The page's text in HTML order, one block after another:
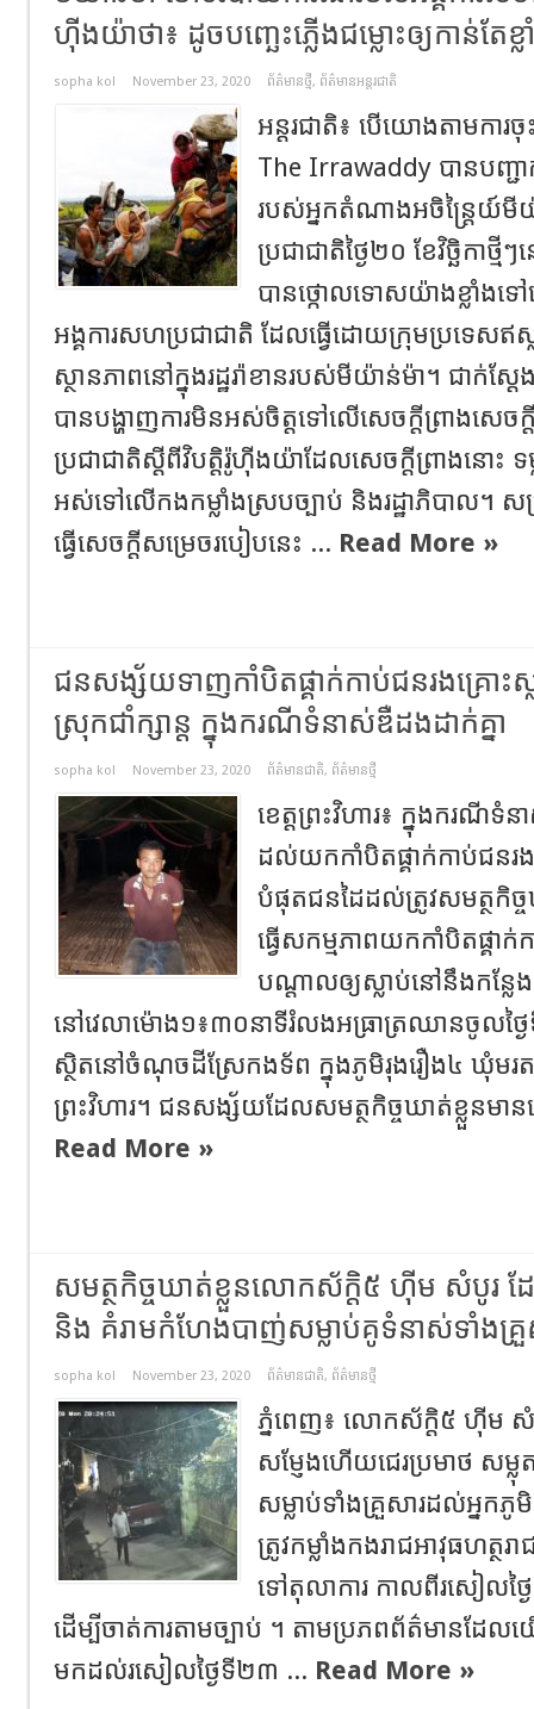
ហ៊ីងយ៉ាថា៖ ដូចបញ្ឆេះភ្លើងជម្លោះឲ្យកាន់តែខ្ល
sopha kol November 23, 2020 ព័ត៌មានថ្មី, ព័ត៌មានអន្តរជាតិ
អន្តរជាតិ៖ បើយោងតាមកា
The Irrawaddy បានបញ្ជា
របស់អ្នកតំណាងអចិន្ត្រៃយ៍មី
ប្រជាជាតិថ្ងៃ២០ ខែវិច្ឆិកាថ្មី
បានថ្កោលទោសយ៉ាងខ្លាំងទៅ
អង្គការសហប្រជាជាតិ ដែលធ្វើដោយក្រុមប្រទេស
ស្ថានភាពនៅក្នុងរដ្ឋរ៉ាខានរបស់មីយ៉ាន់ម៉ា។ ជាក់ស្ត
បានបង្ហាញការមិនអស់ចិត្តទៅលើសេចក្តីព្រាងសេច
ប្រជាជាតិស្តីពីវិបត្តិរ៉ូហ៊ីងយ៉ាដែលសេចក្តីព្រាងនោះ
អស់ទៅលើកងកម្លាំងស្របច្បាប់ និងរដ្ឋាភិបាល។ ស
ធ្វើសេចក្តីសម្រេចរបៀបនេះ ... Read More »
ជនសង្ស័យទាញកាំបិតផ្គាក់កាប់ជនរងគ្រោះស្
ស្រុកជាំក្សាន្ត ក្នុងករណីទំនាស់ឌឺដងដាក់គ្នា
sopha kol November 23, 2020 ព័ត៌មានជាតិ, ព័ត៌មានថ្មី
ខេត្តព្រះវិហារ៖ ក្នុងករណី
ដល់យកកាំបិតផ្គាក់កាប់ជនរ
បំផុតជនដៃដល់ត្រូវសមត្ថកិច្ច
ធ្វើសកម្មភាពយកកាំបិតផ្គា
បណ្តាលឲ្យស្លាប់នៅនឹងកន្ល
នៅវេលាម៉ោង១៖៣០នាទីរំលងអធ្រាត្រឈានចូលថ្ងៃ
ស្ថិតនៅចំណុចដីស្រែកងទ័ព ក្នុងភូមិរុងរឿង៤ ឃុំមរតក
ព្រះវិហារ។ ជនសង្ស័យដែលសមត្ថកិច្ចឃាត់ខ្លួនមា
Read More »
សមត្ថកិច្ចឃាត់ខ្លួនលោកស័ក្តិ៥ ហ៊ីម សំបូរ ដ
និង គំរាមកំហែងបាញ់សម្លាប់គូទំនាស់ទាំងគ្រួ
sopha kol November 23, 2020 ព័ត៌មានជាតិ, ព័ត៌មានថ្មី
ភ្នំពេញ៖ លោកស័ក្តិ៥ ហ៊ីម សំ
សម្ញែងហើយជេរប្រមាថ សម្
សម្លាប់ទាំងគ្រួសារដល់អ្នក
ត្រូវកម្លាំងកងរាជអាវុធហត្ថ
ទៅតុលាការ កាលពីរសៀលថ្ង
ដើម្បីចាត់ការតាមច្បាប់ ។ តាមប្រភពព័ត៌មានដែ
មកដល់រសៀលថ្ងៃទី២៣ ... Read More »